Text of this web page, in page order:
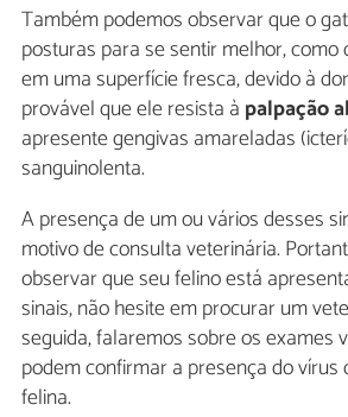
Também podemos observar que o
posturas para se sentir melhor,
em uma superfície fresca, devido à
provável que ele resista à palpação
apresente gengivas amareladas
sanguinolenta.
A presença de um ou vários desses
motivo de consulta veterinária.
observar que seu felino está
sinais, não hesite em procurar um
seguida, falaremos sobre os exames
podem confirmar a presença do vírus
felina.